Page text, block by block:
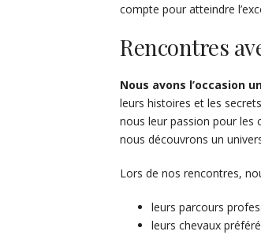
compte pour atteindre
Rencontres
Nous avons l’occasion
leurs histoires et les
nous leur passion pour les
nous découvrons un
Lors de nos rencontres,
leurs parcours
leurs chevaux